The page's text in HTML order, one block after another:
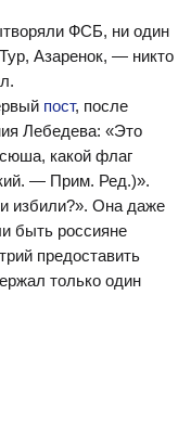
ФСБ, ни один
Азаренок, — никто
пост, после
Лебедева: «Это
какой флаг
— Прим. Ред.)».
избили?». Она даже
быть россияне
предоставить
только один